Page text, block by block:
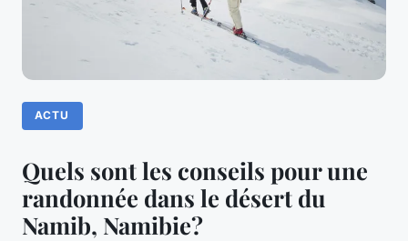
ACTU
Quels sont les conseils pour une
randonnée dans le désert du
Namib, Namibie?